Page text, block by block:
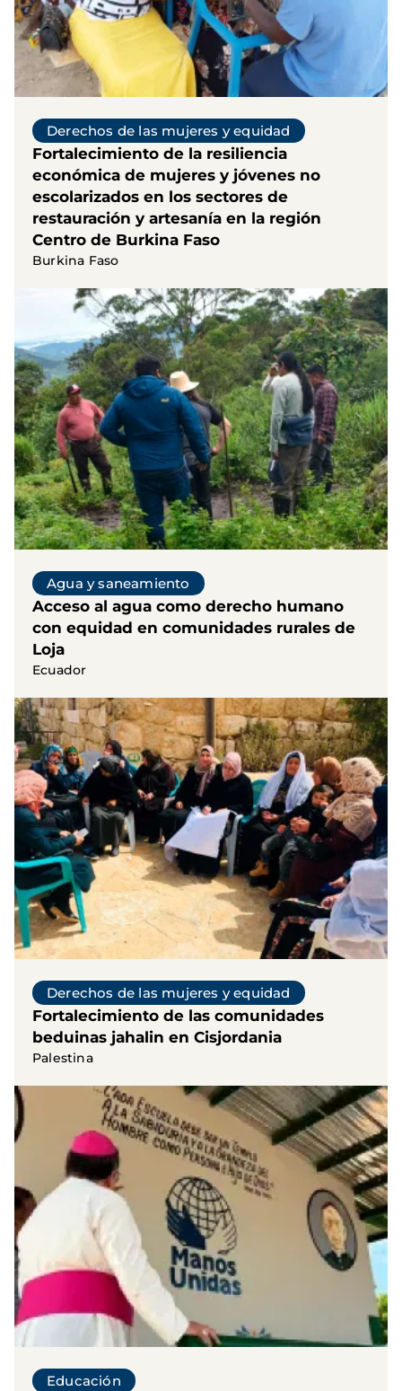
Derechos de las mujeres y equidad
Fortalecimiento de la resiliencia
económica de mujeres y jóvenes no
escolarizados en los sectores de
restauración y artesanía en la región
Centro de Burkina Faso
Burkina Faso
Agua y saneamiento
Acceso al agua como derecho humano
con equidad en comunidades rurales de
Loja
Ecuador
Derechos de las mujeres y equidad
Fortalecimiento de las comunidades
beduinas jahalin en Cisjordania
Palestina
Educación